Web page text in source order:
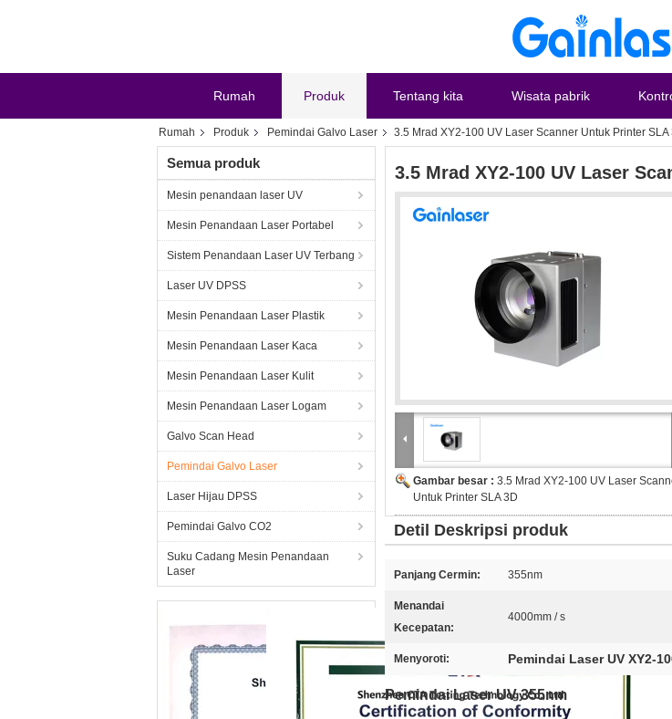
Rumah Produk Tentang kita Wisata pabrik
Rumah Produk Pemindai Galvo Laser 3.5 Mrad XY2-100 UV Laser Scanner Untuk Printer SLA
Semua produk
Mesin penandaan laser UV
Mesin Penandaan Laser Portabel
Sistem Penandaan Laser UV Terbang
Laser UV DPSS
Mesin Penandaan Laser Plastik
Mesin Penandaan Laser Kaca
Mesin Penandaan Laser Kulit
Mesin Penandaan Laser Logam
Galvo Scan Head
Pemindai Galvo Laser
Laser Hijau DPSS
Pemindai Galvo CO2
Suku Cadang Mesin Penandaan
Laser
3.5 Mrad XY2-100 UV Laser
Gambar besar : 3.5 Mrad XY2-100 UV Laser
Untuk Printer SLA 3D
Detil Deskripsi produk
Panjang Cermin: 355nm
Menandai
Kecepatan:
4000mm / s
Menyoroti: Pemindai Laser UV XY2-
Pemindai Laser UV 355nm